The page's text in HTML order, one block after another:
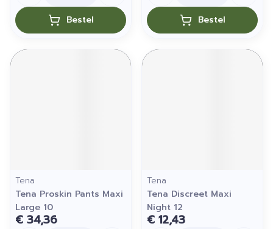
Bestel Bestel
Tena
Tena Proskin Pants Maxi
Large 10
€ 34,36
Tena
Tena Discreet Maxi
Night 12
€ 12,43